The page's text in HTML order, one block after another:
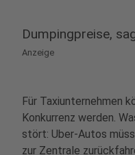
Dumpingpreise,
Anzeige
Für Taxiunternehmen
Konkurrenz werden.
stört: Uber-Autos
zur Zentrale